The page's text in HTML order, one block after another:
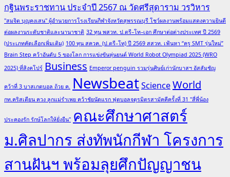
กฐินพระราชทาน ประจำปี 2567 ณ วัดศรีสุดาราม วรวิหาร
"สมจิต บุญคงเสน" ผู้อำนวยการโรงเรียนกีฬาจังหวัดสุพรรณบุรี โชว์ผลงานพร้อมแสดงความยินดี
ต่อผลงานระดับชาติและนานาชาติ 32 ทุน พสวท. ป.ตรี–โท–เอก ศึกษาต่อต่างประเทศ ปี 2569
(ประเภทคัดเลือกเพิ่มเติม) 100 ทุน สควค. (ป.ตรี–โท) ปี 2569 สสวท. เฟ้นหา “ครู SMT รุ่นใหม่”
Brain Step คว้าอันดับ 5 ของโลก การแข่งขันหุ่นยนต์ World Robot Olympiad 2025 (WRO
2025) ที่สิงคโปร์ Business Emperor penguin รวมรุ่นศิษย์เก่านักบาสฯ อัสสัมชัญ
คว้าที่ 3 บาสเกตบอล ถ้วย ค. NewsbeatScienceWorld
กท.คริสเตียน ควง ลูกแม่รำเพย คว้าชัยนัดแรก ฟุตบอลจตุรมิตรสามัคคีครั้งที่ 31 "สี่พี่น้อง
ประคองรัก รักษ์โลกให้ยั่งยืน" คณะศึกษาศาสตร์
ม.ศิลปากร ส่งทัพนักกีฬา โครงการ
สานฝันฯ พร้อมลุยศึกปัญญาชน